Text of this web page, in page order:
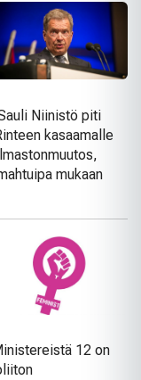
Niinistö piti
kasaamalle
mukaan
12 on